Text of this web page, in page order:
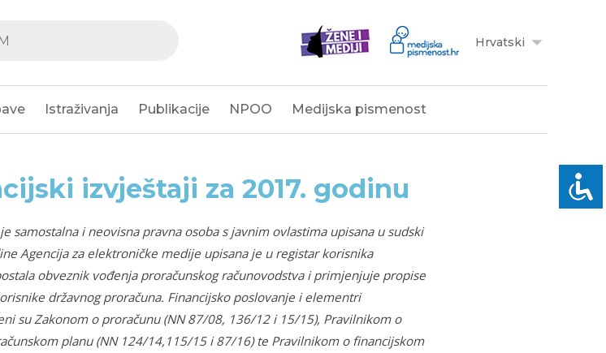
Hrvatski
Istraživanja Publikacije NPOO Medijska pismenost
izvještaji za 2017. godinu
samostalna i neovisna pravna osoba s javnim ovlastima upisana u sudski
Agencija za elektroničke medije upisana je u registar korisnika
obveznik vođenja proračunskog računovodstva i primjenjuje propise
državnog proračuna. Financijsko poslovanje i elementri
su Zakonom o proračunu (NN 87/08, 136/12 i 15/15), Pravilnikom o
planu (NN 124/14,115/15 i 87/16) te Pravilnikom o financijskom